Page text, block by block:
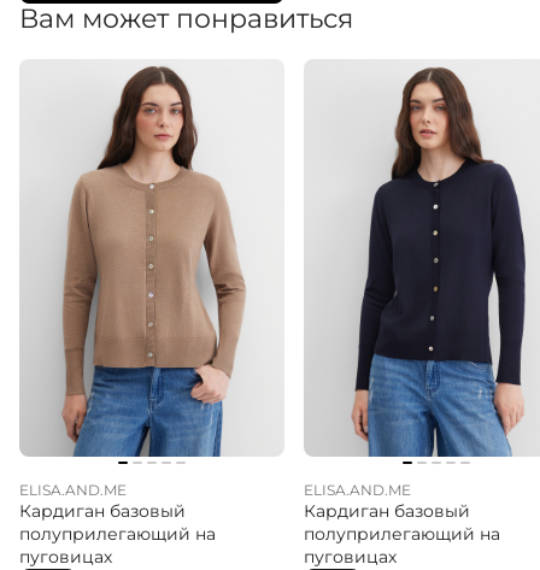
Вам может понравиться
ELISA.AND.ME
Кардиган базовый
полуприлегающий на
пуговицах
ELISA.AND.ME
Кардиган базовый
полуприлегающий на
пуговицах